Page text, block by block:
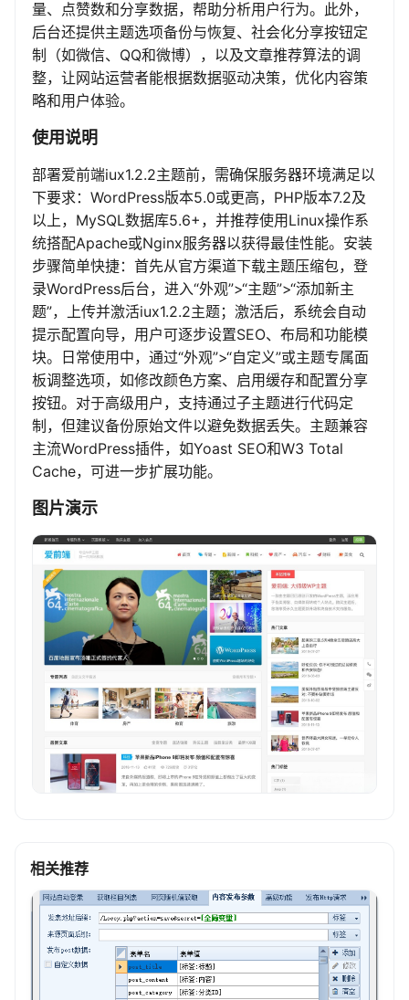
量、点赞数和分享数据，帮助分析用户行为。此外，
后台还提供主题选项备份与恢复、社会化分享按钮定
制（如微信、QQ和微博），以及文章推荐算法的调
整，让网站运营者能根据数据驱动决策，优化内容策
略和用户体验。
使用说明
部署爱前端iux1.2.2主题前，需确保服务器环境满足以
下要求：WordPress版本5.0或更高，PHP版本7.2及
以上，MySQL数据库5.6+，并推荐使用Linux操作系
统搭配Apache或Nginx服务器以获得最佳性能。安装
步骤简单快捷：首先从官方渠道下载主题压缩包，登
录WordPress后台，进入“外观”>“主题”>“添加新主
题”，上传并激活iux1.2.2主题；激活后，系统会自动
提示配置向导，用户可逐步设置SEO、布局和功能模
块。日常使用中，通过“外观”>“自定义”或主题专属面
板调整选项，如修改颜色方案、启用缓存和配置分享
按钮。对于高级用户，支持通过子主题进行代码定
制，但建议备份原始文件以避免数据丢失。主题兼容
主流WordPress插件，如Yoast SEO和W3 Total
Cache，可进一步扩展功能。
图片演示
相关推荐